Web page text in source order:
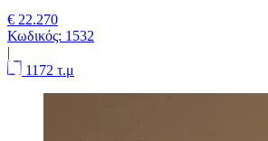
€ 22.270
Κωδικός: 1532
|
1172 τ.μ